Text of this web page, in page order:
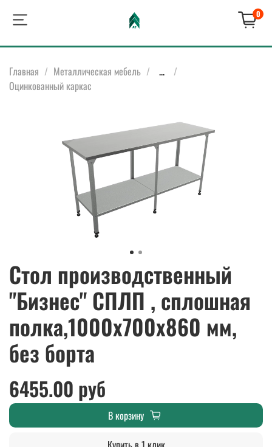
0
Главная Металлическая мебель
...
Оцинкованный каркас
Стол производственный
"Бизнес" СПЛП , сплошная
полка,1000х700х860 мм,
без борта
6455.00 руб
В корзину